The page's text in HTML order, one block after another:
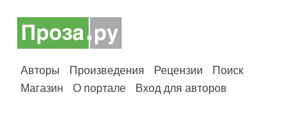
Авторы Произведения Рецензии
Поиск
Магазин
О портале Вход для авторов